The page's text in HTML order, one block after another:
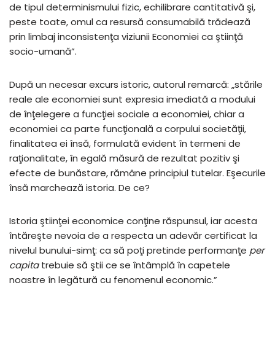
de tipul determinismului fizic, echilibrare cantitativă şi,
peste toate, omul ca resursă consumabilă trădează
prin limbaj inconsistenţa viziunii Economiei ca ştiinţă
socio-umană”.
După un necesar excurs istoric, autorul remarcă: „stările
reale ale economiei sunt expresia imediată a modului
de înţelegere a funcţiei sociale a economiei, chiar a
economiei ca parte funcţională a corpului societăţii,
finalitatea ei însă, formulată evident în termeni de
raţionalitate, în egală măsură de rezultat pozitiv şi
efecte de bunăstare, rămâne principiul tutelar. Eşecurile
însă marchează istoria. De ce?
Istoria ştiinţei economice conţine răspunsul, iar acesta
întăreşte nevoia de a respecta un adevăr certificat la
nivelul bunului-simţ: ca să poţi pretinde performanţe per
capitatrebuie să ştii ce se întâmplă în capetele
noastre în legătură cu fenomenul economic.”